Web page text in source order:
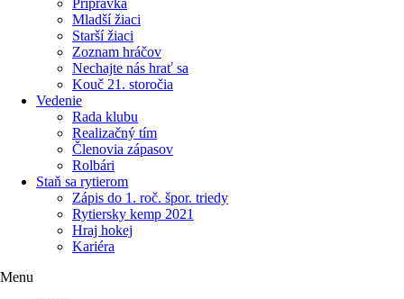
Prípravka
Mladší žiaci
Starší žiaci
Zoznam hráčov
Nechajte nás hrať sa
Kouč 21. storočia
Vedenie
Rada klubu
Realizačný tím
Členovia zápasov
Rolbári
Staň sa rytierom
Zápis do 1. roč. špor. triedy
Rytiersky kemp 2021
Hraj hokej
Kariéra
Menu